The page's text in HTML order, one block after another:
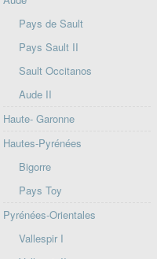
Pays de Sault
Pays Sault II
Sault Occitanos
Aude II
Haute- Garonne
Hautes-Pyrénées
Bigorre
Pays Toy
Pyrénées-Orientales
Vallespir I